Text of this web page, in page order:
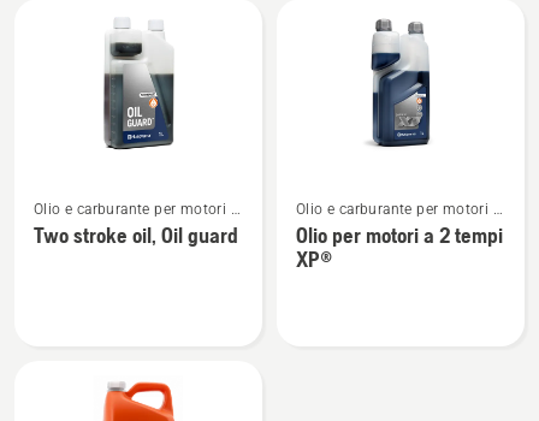
maggiori
dettagli
Olio e carburante per motori a
2 tempi
Two stroke oil, Oil guard
maggiori
dettagli
su
Olio e carburante per motori a
2 tempi
Olio per motori a 2 tempi
XP®